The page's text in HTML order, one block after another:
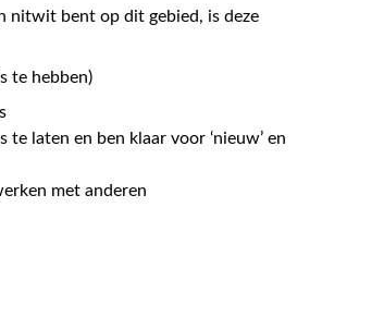
nitwit bent op dit gebied, is deze
te hebben)
te laten en ben klaar voor ‘nieuw’ en
met anderen